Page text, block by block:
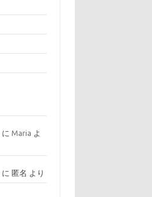
にMaria よ
に 匿名 より